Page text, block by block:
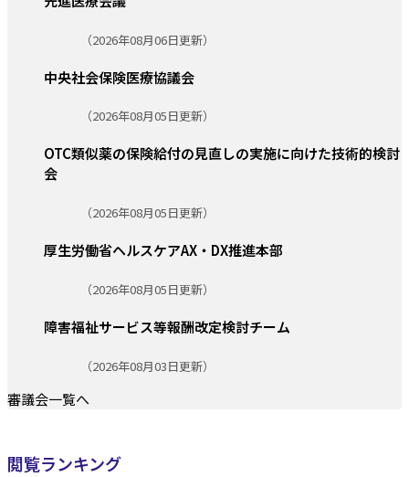
（2026年08月06日更新）
中央社会保険医療協議会
（2026年08月05日更新）
OTC類似薬の保険給付の見直しの実施に向けた技術的検討
会
（2026年08月05日更新）
厚生労働省ヘルスケアAX・DX推進本部
（2026年08月05日更新）
障害福祉サービス等報酬改定検討チーム
（2026年08月03日更新）
審議会一覧へ
閲覧ランキング